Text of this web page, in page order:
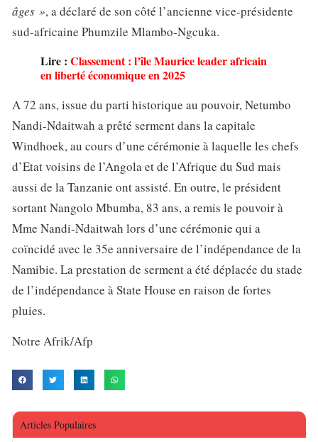
âges », a déclaré de son côté l’ancienne vice-présidente
sud-africaine Phumzile Mlambo-Ngcuka.
Lire : Classement : l’île Maurice leader africain
en liberté économique en 2025
A 72 ans, issue du parti historique au pouvoir, Netumbo
Nandi-Ndaitwah a prêté serment dans la capitale
Windhoek, au cours d’une cérémonie à laquelle les chefs
d’Etat voisins de l’Angola et de l’Afrique du Sud mais
aussi de la Tanzanie ont assisté. En outre, le président
sortant Nangolo Mbumba, 83 ans, a remis le pouvoir à
Mme Nandi-Ndaitwah lors d’une cérémonie qui a
coïncidé avec le 35e anniversaire de l’indépendance de la
Namibie. La prestation de serment a été déplacée du stade
de l’indépendance à State House en raison de fortes
pluies.
Notre Afrik/Afp
Articles Populaires